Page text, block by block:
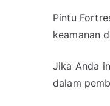
Pintu
keamanan
Jika Anda
dalam